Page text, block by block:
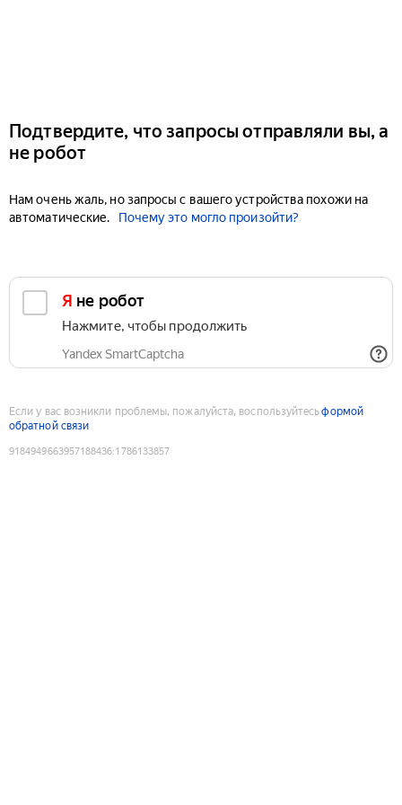
Подтвердите, что запросы отправляли вы, а
не робот
Нам очень жаль, но запросы с вашего устройства похожи на
автоматические.
Почему это могло произойти?
Я не робот
Нажмите, чтобы продолжить
Yandex SmartCaptcha
Если у вас возникли проблемы, пожалуйста, воспользуйтесьформой
обратной связи
9184949663957188436:1786133857